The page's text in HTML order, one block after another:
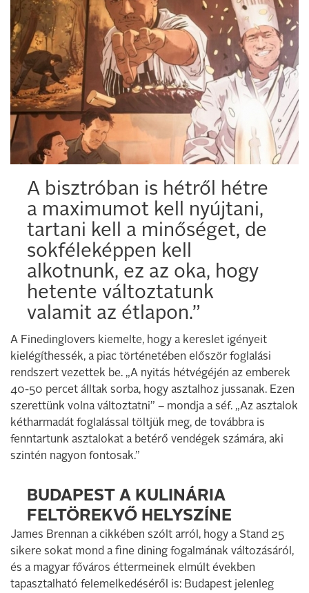
A bisztróban is hétről hétre
a maximumot kell nyújtani,
tartani kell a minőséget, de
sokféleképpen kell
alkotnunk, ez az oka, hogy
hetente változtatunk
valamit az étlapon.”
A Finedinglovers kiemelte, hogy a kereslet igényeit
kielégíthessék, a piac történetében először foglalási
rendszert vezettek be. „A nyitás hétvégéjén az emberek
40-50 percet álltak sorba, hogy asztalhoz jussanak. Ezen
szerettünk volna változtatni” – mondja a séf. „Az asztalok
kétharmadát foglalással töltjük meg, de továbbra is
fenntartunk asztalokat a betérő vendégek számára, aki
szintén nagyon fontosak.”
BUDAPEST A KULINÁRIA
FELTÖREKVŐ HELYSZÍNE
James Brennan a cikkében szólt arról, hogy a Stand 25
sikere sokat mond a fine dining fogalmának változásáról,
és a magyar főváros éttermeinek elmúlt években
tapasztalható felemelkedéséről is: Budapest jelenleg